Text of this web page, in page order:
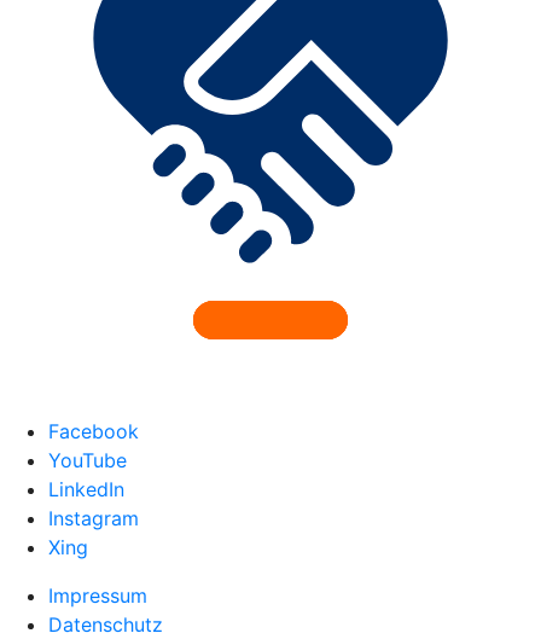
Facebook
YouTube
LinkedIn
Instagram
Xing
Impressum
Datenschutz